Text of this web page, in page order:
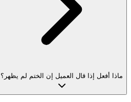
ماذا أفعل إذا قال العميل إن الختم لم يظهر؟